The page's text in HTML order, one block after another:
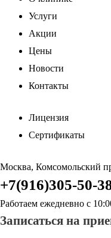
Услуги
Акции
Цены
Новости
Контакты
Лицензия
Сертификаты
Москва, Комсомольский
+7(916)305-50-
Работаем ежедневно с
Записаться на